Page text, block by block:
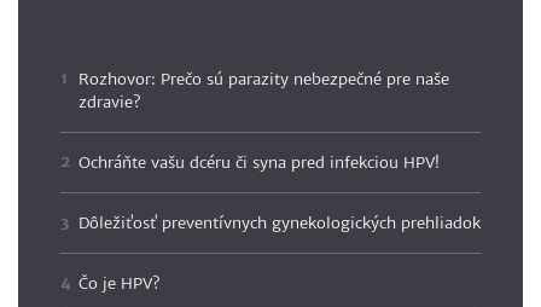
Rozhovor: Prečo sú parazity nebezpečné pre naše
zdravie?
Ochráňte vašu dcéru či syna pred infekciou HPV!
Dôležiťosť preventívnych gynekologických prehliadok
Čo je HPV?